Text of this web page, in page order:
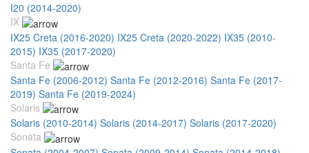
I20 (2014-2020)
IX
IX25 Creta (2016-2020) IX25 Creta (2020-2022) IX35 (2010-
2015) IX35 (2017-2020)
Santa Fe
Santa Fe (2006-2012) Santa Fe (2012-2016) Santa Fe (2017-
2019) Santa Fe (2019-2024)
Solaris
Solaris (2010-2014) Solaris (2014-2017) Solaris (2017-2020)
Sonata